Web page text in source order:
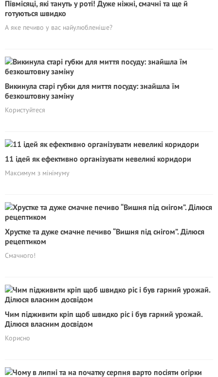
Півмісяці, які тануть у роті! Дуже ніжні, смачні та ще й
готуються швидко
А яке печиво у вас найулюбленіше?
Викинула старі губки для миття посуду: знайшла їм
безкоштовну заміну
Користуйтеся
11 ідей як ефективно організувати невеликі коридори
Максимум з мінімуму
Хрустке та дуже смачне печиво “Вишня під снігом”. Ділюся
рецептиком
Смачного!
Чим підживити кріп щоб швидко ріс і був гарний урожай.
Ділюся власним досвідом
Корисно